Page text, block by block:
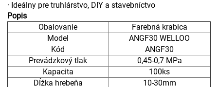
· Ideálny pre truhlárstvo, DIY a stavebníctvo
Popis
Obalovanie
Farebná krabica
Model
ANGF30 WELLOO
Kód
ANGF30
Prevádzkový tlak
0,45-0,7 MPa
Kapacita
100ks
Dĺžka hrebeňa
10-30mm